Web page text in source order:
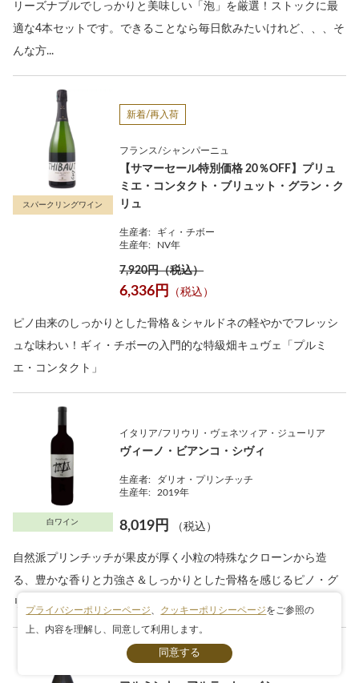
リーズナブルでしっかりと美味しい「泡」を厳選！ストックに最
適な4本セットです。できることなら毎日飲みたいけれど、、、そ
んな方...
スパークリングワイン
新着/再入荷
フランス/シャンパーニュ
【サマーセール特別価格 20％OFF】プリュ
ミエ・コンタクト・ブリュット・グラン・ク
リュ
生産者:
ギィ・チボー
生産年:
NV年
7,920円（税込）
6,336円 （税込）
ピノ由来のしっかりとした骨格＆シャルドネの軽やかでフレッシ
ュな味わい！ギィ・チボーの入門的な特級畑キュヴェ「プルミ
エ・コンタクト」
白ワイン
イタリア/フリウリ・ヴェネツィア・ジューリア
ヴィーノ・ビアンコ・シヴィ
生産者:
ダリオ・プリンチッチ
生産年:
2019年
8,019円 （税込）
自然派プリンチッチが果皮が厚く小粒の特殊なクローンから造
る、豊かな香りと力強さ＆しっかりとした骨格を感じるピノ・グ
リージョ
プライバシーポリシーページ クッキーポリシーページをご参照の
上、内容を理解し、同意して利用します。